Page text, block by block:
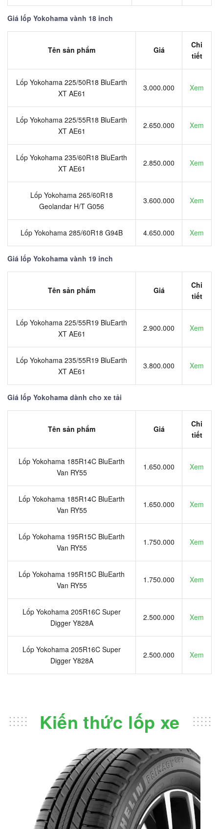
Giá lốp Yokohama vành 18 inch
Tên sản phẩm Giá
Chi
tiết
Lốp Yokohama 225/50R18 BluEarth
XT AE61
3.000.000 Xem
Lốp Yokohama 225/55R18 BluEarth
XT AE61
2.650.000 Xem
Lốp Yokohama 235/60R18 BluEarth
XT AE61
2.850.000 Xem
Lốp Yokohama 265/60R18
Geolandar H/T G056
3.600.000 Xem
Lốp Yokohama 285/60R18 G94B 4.650.000 Xem
Giá lốp Yokohama vành 19 inch
Tên sản phẩm Giá
Chi
tiết
Lốp Yokohama 225/55R19 BluEarth
XT AE61
2.900.000 Xem
Lốp Yokohama 235/55R19 BluEarth
XT AE61
3.800.000 Xem
Giá lốp Yokohama dành cho xe tải
Tên sản phẩm Giá
Chi
tiết
Lốp Yokohama 185R14C BluEarth
Van RY55
1.650.000 Xem
Lốp Yokohama 185R14C BluEarth
Van RY55
1.650.000 Xem
Lốp Yokohama 195R15C BluEarth
Van RY55
1.750.000 Xem
Lốp Yokohama 195R15C BluEarth
Van RY55
1.750.000 Xem
Lốp Yokohama 205R16C Super
Digger Y828A
2.500.000 Xem
Lốp Yokohama 205R16C Super
Digger Y828A
2.500.000 Xem
Kiến thức lốp xe